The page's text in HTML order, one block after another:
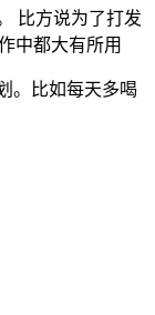
比方说为了打发
中都大有所用
。比如每天多喝